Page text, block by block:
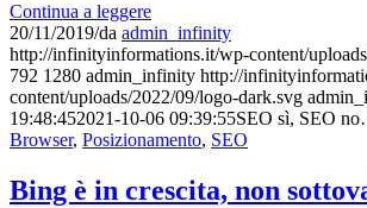
Continua a leggere
20/11/2019/da admin_infinity
http://infinityinformations.it/wp-content/
792 1280 admin_infinity http://
content/uploads/2022/09/logo-dark.svg
19:48:452021-10-06 09:39:55SEO sì, SEO
Browser, Posizionamento, SEO
Bing è in crescita, non